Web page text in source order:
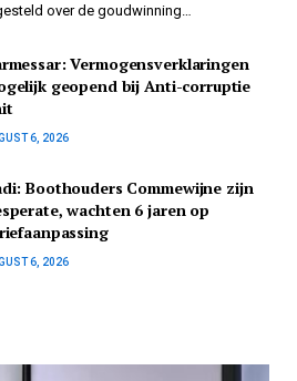
over de goudwinning…
Vermogensverklaringen
geopend bij Anti-corruptie
6, 2026
Boothouders Commewijne zijn
wachten 6 jaren op
6, 2026